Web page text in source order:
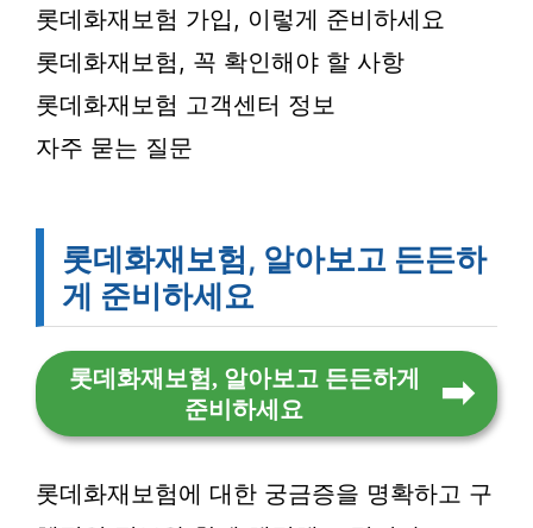
롯데화재보험 가입, 이렇게 준비하세요
롯데화재보험, 꼭 확인해야 할 사항
롯데화재보험 고객센터 정보
자주 묻는 질문
롯데화재보험, 알아보고 든든하
게 준비하세요
롯데화재보험, 알아보고 든든하게
준비하세요
롯데화재보험에 대한 궁금증을 명확하고 구